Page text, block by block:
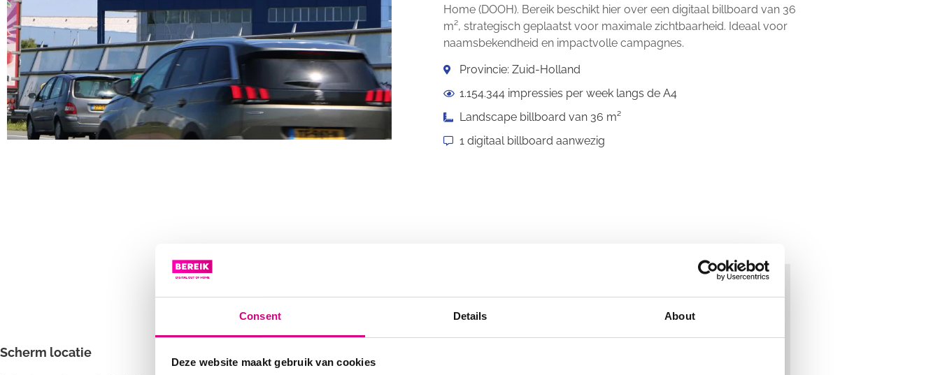
Consent Details About
Deze website maakt gebruik van cookies
Home (DOOH). Bereik beschikt hier over een digitaal billboard van 36
m², strategisch geplaatst voor maximale zichtbaarheid. Ideaal voor
naamsbekendheid en impactvolle campagnes.
Provincie: Zuid-Holland
1.154.344 impressies per week langs de A4
Landscape billboard van 36 m²
1 digitaal billboard aanwezig
Scherm locatie